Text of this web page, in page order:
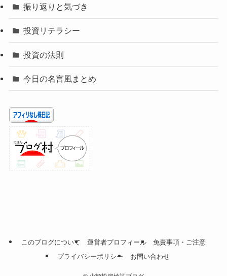
振り返りと気づき
投資リテラシー
投資の法則
今日の名言風まとめ
このブログについて 運営者プロフィール
免責事項・ご注意
プライバシーポリシー
お問い合わせ